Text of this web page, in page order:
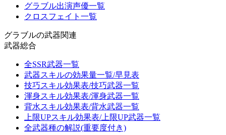
グラブル出演声優一覧
クロスフェイト一覧
グラブルの武器関連
武器総合
全SSR武器一覧
武器スキルの効果量一覧/早見表
技巧スキル効果表/技巧武器一覧
渾身スキル効果表/渾身武器一覧
背水スキル効果表/背水武器一覧
上限UPスキル効果表/上限UP武器一覧
全武器種の解説(重要度付き)